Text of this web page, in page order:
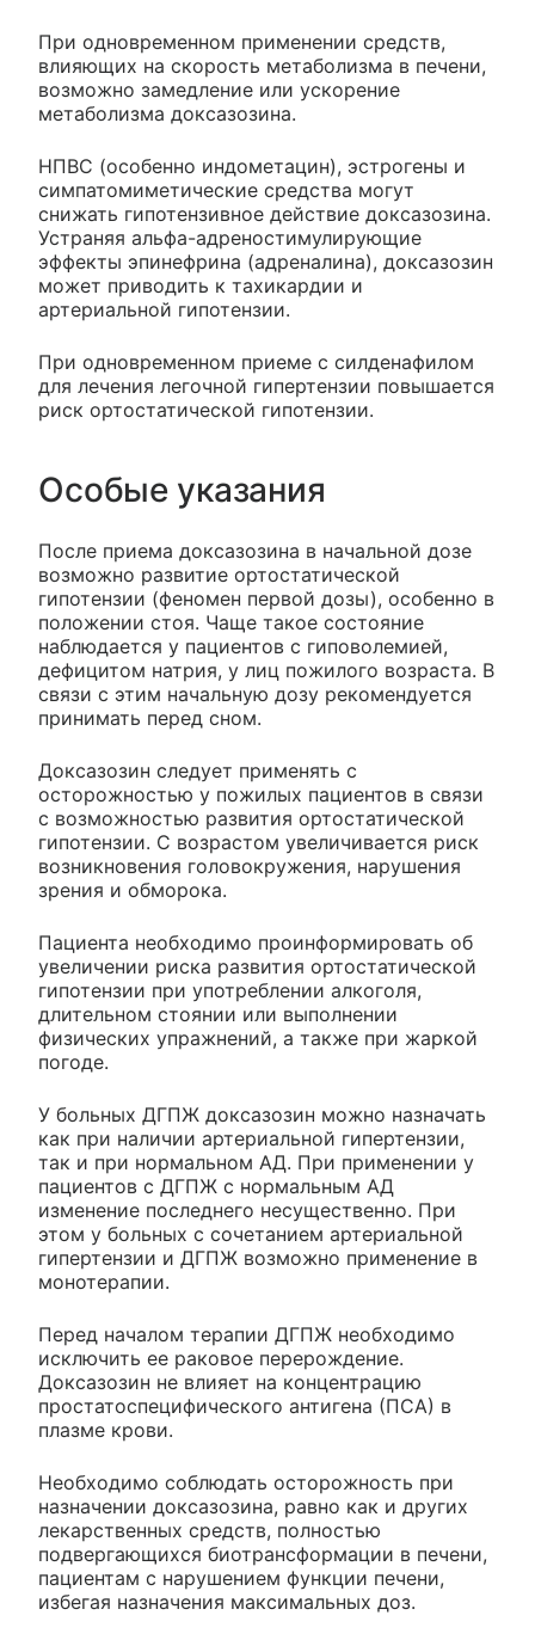
При одновременном применении средств,
влияющих на скорость метаболизма в печени,
возможно замедление или ускорение
метаболизма доксазозина.
НПВС (особенно индометацин), эстрогены и
симпатомиметические средства могут
снижать гипотензивное действие доксазозина.
Устраняя альфа-адреностимулирующие
эффекты эпинефрина (адреналина), доксазозин
может приводить к тахикардии и
артериальной гипотензии.
При одновременном приеме с силденафилом
для лечения легочной гипертензии повышается
риск ортостатической гипотензии.
Особые указания
После приема доксазозина в начальной дозе
возможно развитие ортостатической
гипотензии (феномен первой дозы), особенно в
положении стоя. Чаще такое состояние
наблюдается у пациентов с гиповолемией,
дефицитом натрия, у лиц пожилого возраста. В
связи с этим начальную дозу рекомендуется
принимать перед сном.
Доксазозин следует применять с
осторожностью у пожилых пациентов в связи
с возможностью развития ортостатической
гипотензии. С возрастом увеличивается риск
возникновения головокружения, нарушения
зрения и обморока.
Пациента необходимо проинформировать об
увеличении риска развития ортостатической
гипотензии при употреблении алкоголя,
длительном стоянии или выполнении
физических упражнений, а также при жаркой
погоде.
У больных ДГПЖ доксазозин можно назначать
как при наличии артериальной гипертензии,
так и при нормальном АД. При применении у
пациентов с ДГПЖ с нормальным АД
изменение последнего несущественно. При
этом у больных с сочетанием артериальной
гипертензии и ДГПЖ возможно применение в
монотерапии.
Перед началом терапии ДГПЖ необходимо
исключить ее раковое перерождение.
Доксазозин не влияет на концентрацию
простатоспецифического антигена (ПСА) в
плазме крови.
Необходимо соблюдать осторожность при
назначении доксазозина, равно как и других
лекарственных средств, полностью
подвергающихся биотрансформации в печени,
пациентам с нарушением функции печени,
избегая назначения максимальных доз.